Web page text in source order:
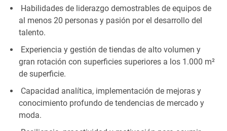
Habilidades de liderazgo demostrablesde equipos de
al menos 20 personas y pasión por el desarrollo del
talento.
Experiencia y gestión de tiendas de alto volumen y
gran rotación con superficies superiores a los 1.000 m²
de superficie.
Capacidad analítica, implementación de mejoras y
conocimiento profundo de tendencias de mercado y
moda.